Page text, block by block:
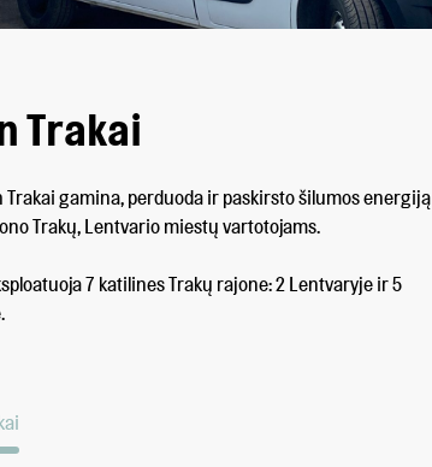
Trakai
Trakai gamina, perduoda ir paskirsto šilumos energiją
Trakų, Lentvario miestų vartotojams.
7 katilines Trakų rajone: 2 Lentvaryje ir 5